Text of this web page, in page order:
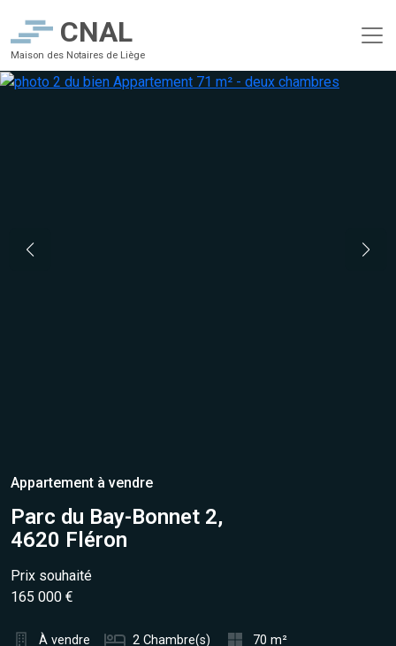
CNAL
Maison des Notaires de Liège
Appartement à vendre
Parc du Bay-Bonnet 2,
4620 Fléron
Prix souhaité
165 000 €
À vendre 2 Chambre(s)
70 m²